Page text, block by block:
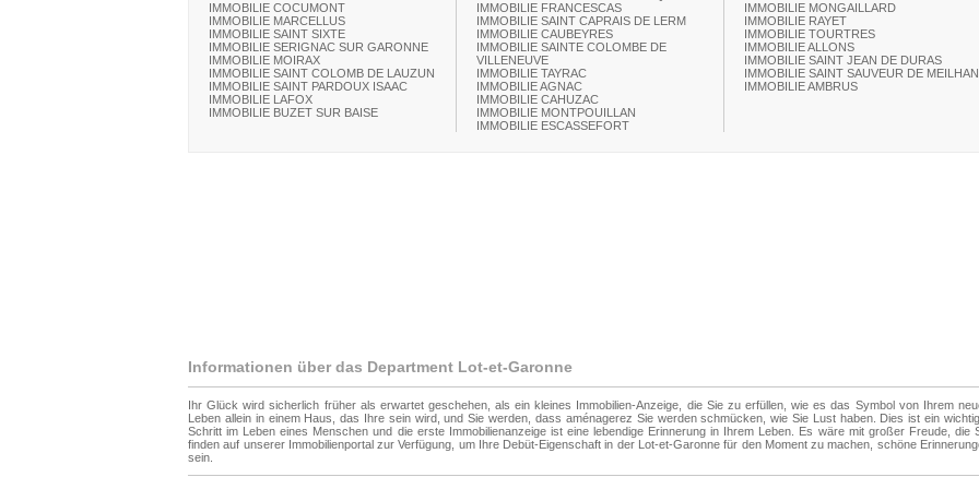
IMMOBILIE COCUMONT
IMMOBILIE MARCELLUS
IMMOBILIE SAINT SIXTE
IMMOBILIE SERIGNAC SUR GARONNE
IMMOBILIE MOIRAX
IMMOBILIE SAINT COLOMB DE LAUZUN
IMMOBILIE SAINT PARDOUX ISAAC
IMMOBILIE LAFOX
IMMOBILIE BUZET SUR BAISE
IMMOBILIE FRANCESCAS
IMMOBILIE SAINT CAPRAIS DE LERM
IMMOBILIE CAUBEYRES
IMMOBILIE SAINTE COLOMBE DE
VILLENEUVE
IMMOBILIE TAYRAC
IMMOBILIE AGNAC
IMMOBILIE CAHUZAC
IMMOBILIE MONTPOUILLAN
IMMOBILIE ESCASSEFORT
IMMOBILIE MONGAILLARD
IMMOBILIE RAYET
IMMOBILIE TOURTRES
IMMOBILIE ALLONS
IMMOBILIE SAINT JEAN DE DURAS
IMMOBILIE SAINT SAUVEUR DE MEILHAN
IMMOBILIE AMBRUS
Informationen über das Department Lot-et-Garonne
Ihr Glück wird sicherlich früher als erwartet geschehen, als ein kleines Immobilien-Anzeige, die Sie zu erfüllen, wie es das Symbol von Ihrem
Leben allein in einem Haus, das Ihre sein wird, und Sie werden, dass aménagerez Sie werden schmücken, wie Sie Lust haben. Dies ist ein
Schritt im Leben eines Menschen und die erste Immobilienanzeige ist eine lebendige Erinnerung in Ihrem Leben. Es wäre mit großer Freude, die
finden auf unserer Immobilienportal zur Verfügung, um Ihre Debüt-Eigenschaft in der Lot-et-Garonne für den Moment zu machen, schöne
sein.